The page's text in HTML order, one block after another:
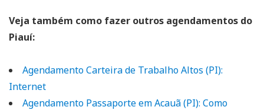
Veja também como fazer outros agendamentos do
Piauí:
Agendamento Carteira de Trabalho Altos (PI):
Internet
Agendamento Passaporte em Acauã (PI): Como